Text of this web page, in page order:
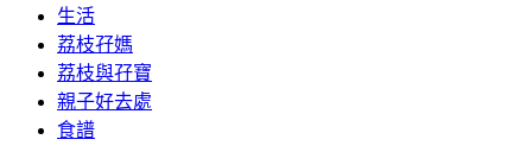
生活
荔枝孖媽
荔枝與孖寶
親子好去處
食譜